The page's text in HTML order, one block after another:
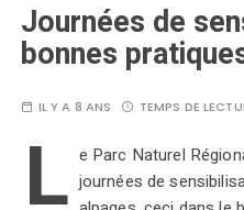
Journées de
bonnes
IL Y A 8 ANS TEMPS DE
L e Parc Naturel
journées de